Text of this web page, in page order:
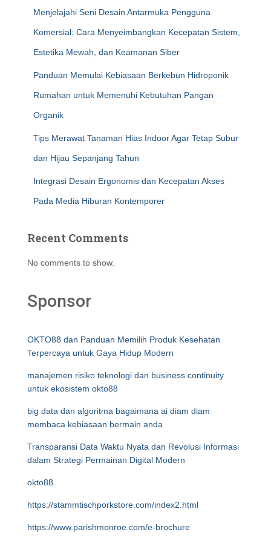
Menjelajahi Seni Desain Antarmuka Pengguna
Komersial: Cara Menyeimbangkan Kecepatan Sistem,
Estetika Mewah, dan Keamanan Siber
Panduan Memulai Kebiasaan Berkebun Hidroponik
Rumahan untuk Memenuhi Kebutuhan Pangan
Organik
Tips Merawat Tanaman Hias Indoor Agar Tetap Subur
dan Hijau Sepanjang Tahun
Integrasi Desain Ergonomis dan Kecepatan Akses
Pada Media Hiburan Kontemporer
Recent Comments
No comments to show.
Sponsor
OKTO88 dan Panduan Memilih Produk Kesehatan
Terpercaya untuk Gaya Hidup Modern
manajemen risiko teknologi dan business continuity
untuk ekosistem okto88
big data dan algoritma bagaimana ai diam diam
membaca kebiasaan bermain anda
Transparansi Data Waktu Nyata dan Revolusi Informasi
dalam Strategi Permainan Digital Modern
okto88
https://stammtischporkstore.com/index2.html
https://www.parishmonroe.com/e-brochure